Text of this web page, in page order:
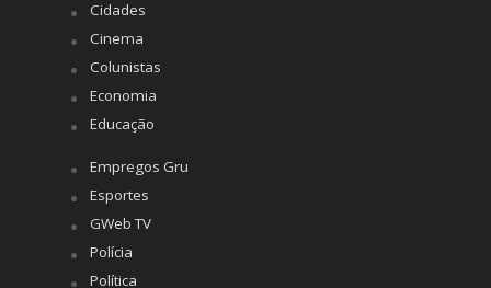
Cidades
Cinema
Colunistas
Economia
Educação
Empregos Gru
Esportes
GWeb TV
Polícia
Política